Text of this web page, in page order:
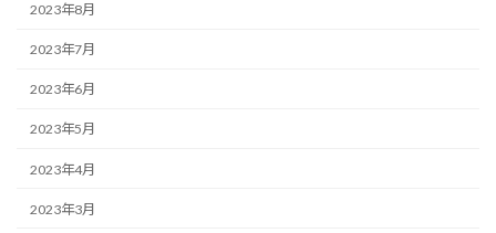
2023年8月
2023年7月
2023年6月
2023年5月
2023年4月
2023年3月